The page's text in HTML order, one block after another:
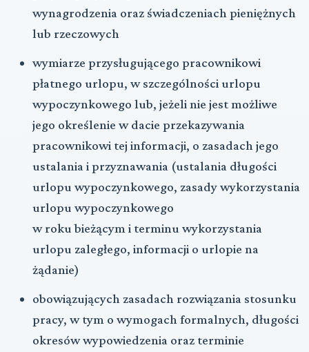
wynagrodzenia oraz świadczeniach pieniężnych
lub rzeczowych
wymiarze przysługującego pracownikowi
płatnego urlopu, w szczególności urlopu
wypoczynkowego lub, jeżeli nie jest możliwe
jego określenie w dacie przekazywania
pracownikowi tej informacji, o zasadach jego
ustalania i przyznawania (ustalania długości
urlopu wypoczynkowego, zasady wykorzystania
urlopu wypoczynkowego
w roku bieżącym i terminu wykorzystania
urlopu zaległego, informacji o urlopie na
żądanie)
obowiązujących zasadach rozwiązania stosunku
pracy, w tym o wymogach formalnych, długości
okresów wypowiedzenia oraz terminie